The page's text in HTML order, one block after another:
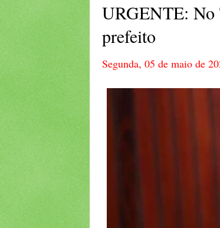
URGENTE: No
prefeito
Segunda, 05 de maio de